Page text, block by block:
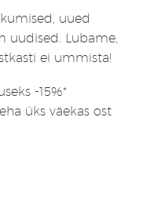
uued
uudised. Lubame,
ei ummista!
-15%*
üks väekas ost